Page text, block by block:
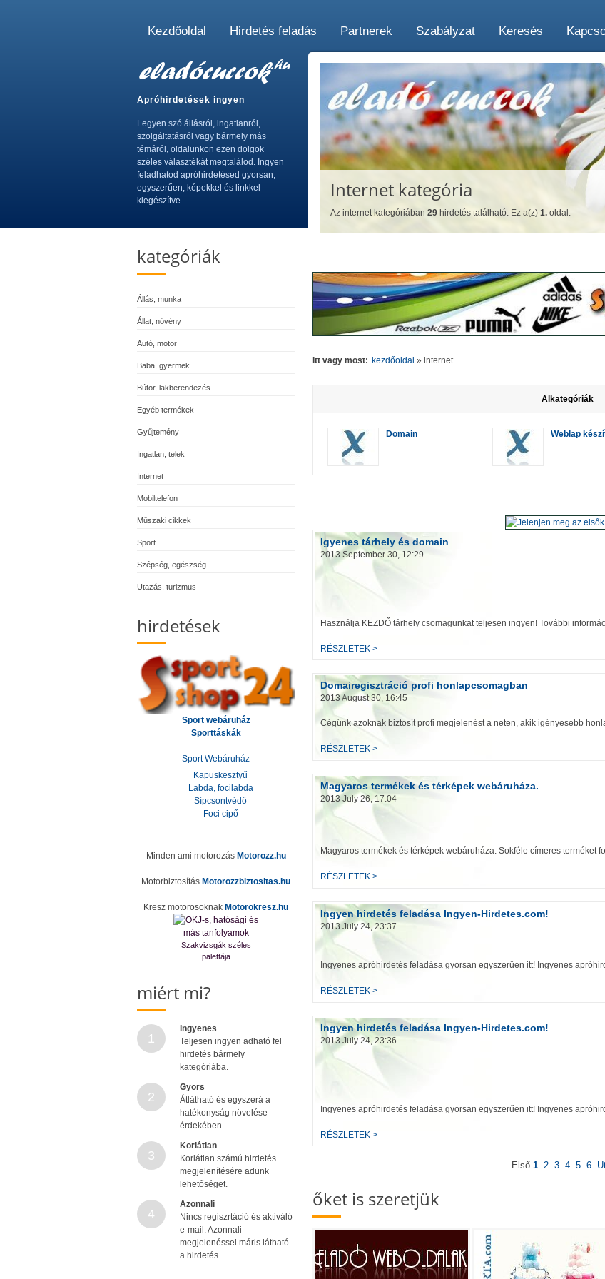
Kezdőoldal Hirdetés feladás Partnerek Szabályzat Keresés
Apróhirdetések ingyen
Legyen szó állásról, ingatlanról,
szolgáltatásról vagy bármely más
témáról, oldalunkon ezen dolgok
széles választékát megtalálod. Ingyen
feladhatod apróhirdetésed gyorsan,
egyszerűen, képekkel és linkkel
kiegészítve.
Internet kategória
Az internet kategóriában 29 hirdetés található. Ez a(z) 1. oldal.
kategóriák
Állás, munka
Állat, növény
Autó, motor
Baba, gyermek
Bútor, lakberendezés
Egyéb termékek
Gyűjtemény
Ingatlan, telek
Internet
Mobiltelefon
Műszaki cikkek
Sport
Szépség, egészség
Utazás, turizmus
hirdetések
Sport webáruház
Sporttáskák
Sport Webáruház
Kapuskesztyű
Labda, focilabda
Sípcsontvédő
Foci cipő
Minden ami motorozás Motorozz.hu
MotorbiztosításMotorozzbiztositas.hu
Kresz motorosoknakMotorokresz.hu
Szakvizsgák széles
palettája
miért mi?
1
Ingyenes
Teljesen ingyen adható fel
hirdetés bármely
kategóriába.
2
Gyors
Átlátható és egyszerá a
hatékonyság növelése
érdekében.
3
Korlátlan
Korlátlan számú hirdetés
megjelenítésére adunk
lehetőséget.
4
Azonnali
Nincs regiszrtáció és aktiváló
e-mail. Azonnali
megjelenéssel máris látható
a hirdetés.
itt vagy most: kezdőoldal »internet
Alkategóriák
Domain Weblap
Igyenes tárhely és domain
2013 September 30, 12:29
Használja KEZDŐ tárhely csomagunkat teljesen ingyen! További
RÉSZLETEK >
Domairegisztráció profi honlapcsomagban
2013 August 30, 16:45
Cégünk azoknak biztosít profi megjelenést a neten, akik igényesebb
RÉSZLETEK >
Magyaros termékek és térképek webáruháza.
2013 July 26, 17:04
Magyaros termékek és térképek webáruháza. Sokféle címeres terméket
RÉSZLETEK >
Ingyen hirdetés feladása Ingyen-Hirdetes.com!
2013 July 24, 23:37
Ingyenes apróhirdetés feladása gyorsan egyszerűen itt! Ingyenes
RÉSZLETEK >
Ingyen hirdetés feladása Ingyen-Hirdetes.com!
2013 July 24, 23:36
Ingyenes apróhirdetés feladása gyorsan egyszerűen itt! Ingyenes
RÉSZLETEK >
Első 1 2 3 4 5 6
őket is szeretjük